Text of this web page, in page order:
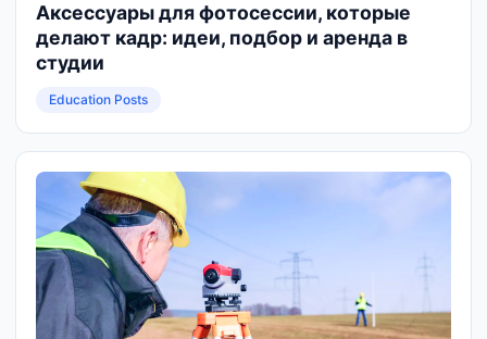
Аксессуары для фотосессии, которые
делают кадр: идеи, подбор и аренда в
студии
Education Posts